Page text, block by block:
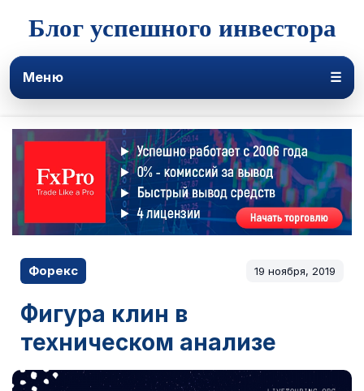
Блог успешного инвестора
Меню ☰
Форекс 19 ноября, 2019
Фигура клин в
техническом анализе